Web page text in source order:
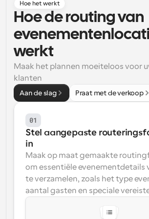
Supercharged planning met AI-
Workflow
Automatiseer planning en
Blog
Instant Vergaderingen
Ontmoet cliënten binnen enkele
Dynamische Groep Links
Boek naadloos vergaderingen met
Webhooks
Ontvang een melding wanneer er
Hoe het werkt
Hoe de routing van
werkt
Maak het plannen moeiteloos voor
klanten
Aan de slag Praat met de verkoop
01
Stel aangepaste
in
Maak op maat gemaakte
om essentiële evenementdetails
te verzamelen, zoals het type
aantal gasten en speciale